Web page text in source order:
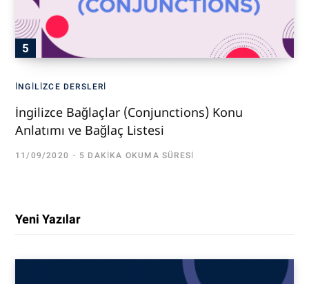
İNGILIZCE DERSLERI
İngilizce Bağlaçlar (Conjunctions) Konu
Anlatımı ve Bağlaç Listesi
11/09/2020 5 DAKIKA OKUMA SÜRESI
Yeni Yazılar